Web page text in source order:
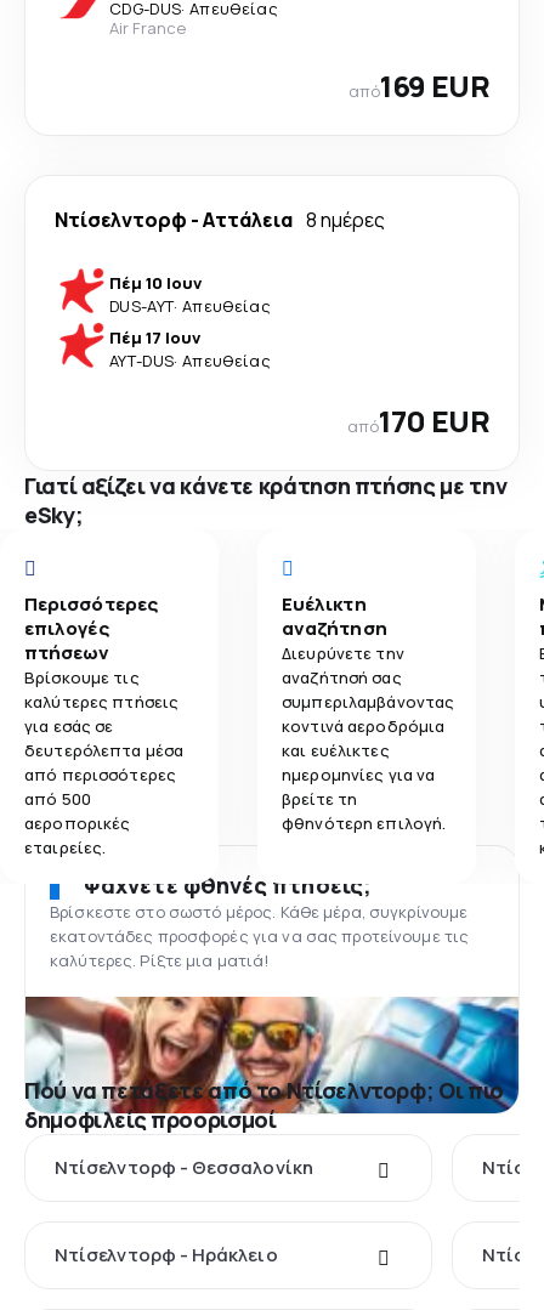
CDG-DUS· Απευθείας
Air France
από169 EUR
Ντίσελντορφ -Αττάλεια 8 ημέρες
Πέμ 10 Ιουν
DUS-AYT· Απευθείας
Πέμ 17 Ιουν
AYT-DUS· Απευθείας
από170 EUR
Γιατί αξίζει να κάνετε κράτηση πτήσης με την
eSky;
Περισσότερες
επιλογές
πτήσεων
Βρίσκουμε τις
καλύτερες πτήσεις
για εσάς σε
δευτερόλεπτα μέσα
από περισσότερες
από 500
αεροπορικές
εταιρείες.
Ευέλικτη
αναζήτηση
Διευρύνετε την
αναζήτησή σας
συμπεριλαμβάνοντας
κοντινά αεροδρόμια
και ευέλικτες
ημερομηνίες για να
βρείτε τη
φθηνότερη επιλογή.
Ψάχνετε φθηνές πτήσεις;
Βρίσκεστε στο σωστό μέρος. Κάθε μέρα, συγκρίνουμε
εκατοντάδες προσφορές για να σας προτείνουμε τις
καλύτερες. Ρίξτε μια ματιά!
Πού να πετάξετε από το Ντίσελντορφ; Οι πιο
δημοφιλείς προορισμοί
Ντίσελντορφ - Θεσσαλονίκη
Ντίσελντορφ - Ηράκλειο